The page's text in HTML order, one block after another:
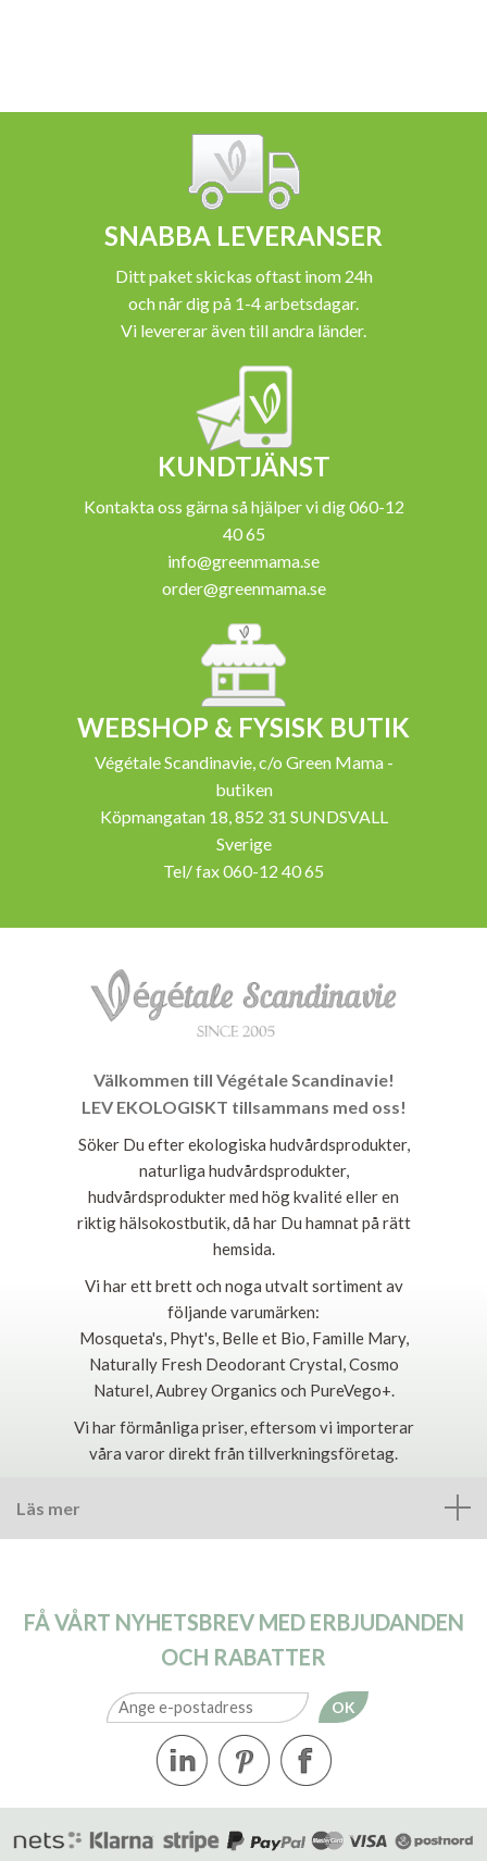
SNABBA LEVERANSER
Ditt paket skickas oftast inom 24h
och når dig på 1-4 arbetsdagar.
Vi levererar även till andra länder.
KUNDTJÄNST
Kontakta oss gärna så hjälper vi dig 060-12
40 65
info@greenmama.se
order@greenmama.se
WEBSHOP & FYSISK BUTIK
Végétale Scandinavie, c/o Green Mama -
butiken
Köpmangatan 18, 852 31 SUNDSVALL
Sverige
Tel/ fax 060-12 40 65
Välkommen till Végétale Scandinavie!
LEV EKOLOGISKT tillsammans med oss!
Söker Du efter ekologiska hudvårdsprodukter,
naturliga hudvårdsprodukter,
hudvårdsprodukter med hög kvalité eller en
riktig hälsokostbutik, då har Du hamnat på rätt
hemsida.
Vi har ett brett och noga utvalt sortiment av
följande varumärken:
Mosqueta's, Phyt's, Belle et Bio, Famille Mary,
Naturally Fresh Deodorant Crystal, Cosmo
Naturel, Aubrey Organics och PureVego+.
Vi har förmånliga priser, eftersom vi importerar
våra varor direkt från tillverkningsföretag.
Läs mer
FÅ VÅRT NYHETSBREV MED ERBJUDANDEN
OCH RABATTER
OK